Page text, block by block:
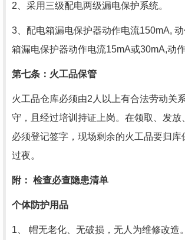
2、采用三级配电两级漏电保护系统。
3、配电箱漏电保护器动作电流150mA,
箱漏电保护器动作电流15mA或30mA,动
第七条：火工品保管
火工品仓库必须由2 人以上有合法劳动关
守，且经过培训持证上岗。在领取、发放
必须登记签字，现场剩余的火工品要归库
过夜。
附： 检查必查隐患清单
个体防护用品
1、 帽无老化、无破损，无人为维修改造。